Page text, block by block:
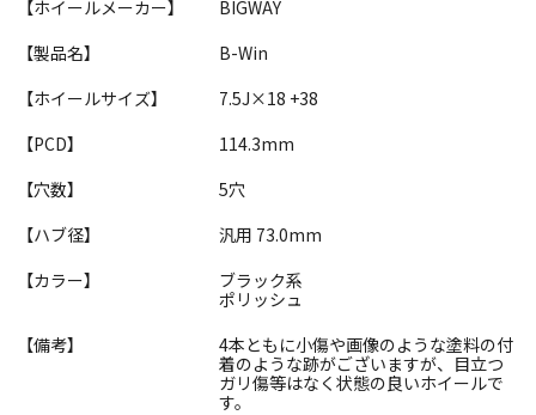
【ホイールメーカー】
BIGWAY
【製品名】
B-Win
【ホイールサイズ】
7.5J×18 +38
【PCD】
114.3mm
【穴数】
5穴
【ハブ径】
汎用 73.0mm
【カラー】
ブラック系
ポリッシュ
【備考】
4本ともに小傷や画像のような塗料の付
着のような跡がございますが、目立つ
ガリ傷等はなく状態の良いホイールで
す。